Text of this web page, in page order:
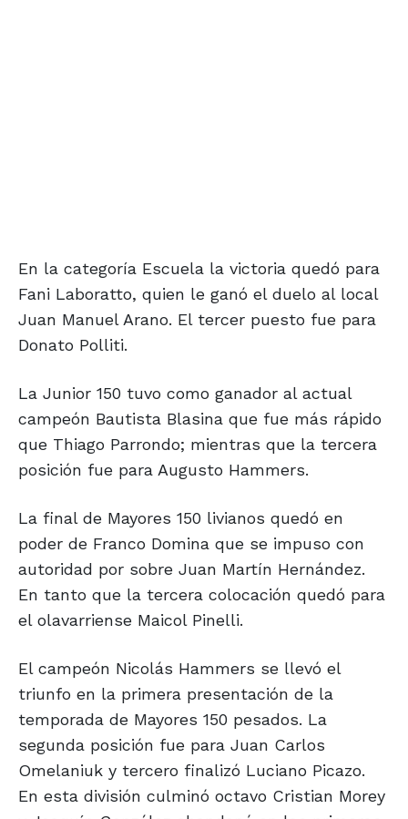
En la categoría Escuela la victoria quedó para
Fani Laboratto, quien le ganó el duelo al local
Juan Manuel Arano. El tercer puesto fue para
Donato Polliti.
La Junior 150 tuvo como ganador al actual
campeón Bautista Blasina que fue más rápido
que Thiago Parrondo; mientras que la tercera
posición fue para Augusto Hammers.
La final de Mayores 150 livianos quedó en
poder de Franco Domina que se impuso con
autoridad por sobre Juan Martín Hernández.
En tanto que la tercera colocación quedó para
el olavarriense Maicol Pinelli.
El campeón Nicolás Hammers se llevó el
triunfo en la primera presentación de la
temporada de Mayores 150 pesados. La
segunda posición fue para Juan Carlos
Omelaniuk y tercero finalizó Luciano Picazo.
En esta división culminó octavo Cristian Morey